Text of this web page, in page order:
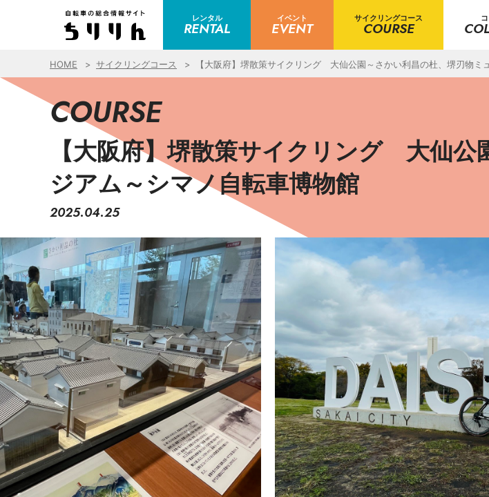
レンタル
RENTAL
イベント
EVENT
サイクリングコース
COURSE
HOME サイクリングコース 【大阪府】堺散策サイクリング 大仙公園～さかい利昌の杜、堺刃物ミ
COURSE
【大阪府】堺散策サイクリング 大仙
ジアム～シマノ自転車博物館
2025.04.25